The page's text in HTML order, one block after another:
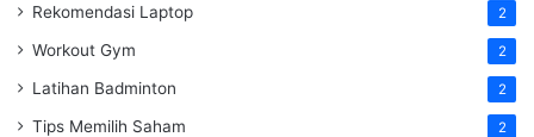
Rekomendasi Laptop 2
Workout Gym 2
Latihan Badminton 2
Tips Memilih Saham 2